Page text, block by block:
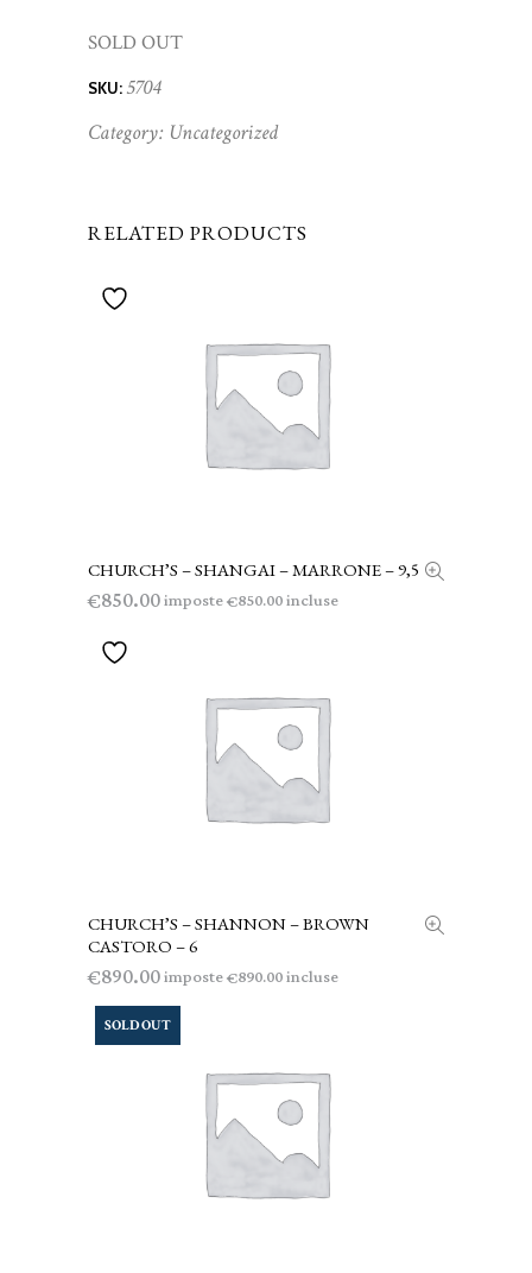
SOLD OUT
SKU: 5704
Category: Uncategorized
RELATED PRODUCTS
AGGIUNGI AL CARRELLO
CHURCH’S – SHANGAI – MARRONE – 9,5
€850.00imposte€850.00incluse
AGGIUNGI AL CARRELLO
CHURCH’S – SHANNON – BROWN
CASTORO – 6
€890.00imposte€890.00incluse
SOLD OUT